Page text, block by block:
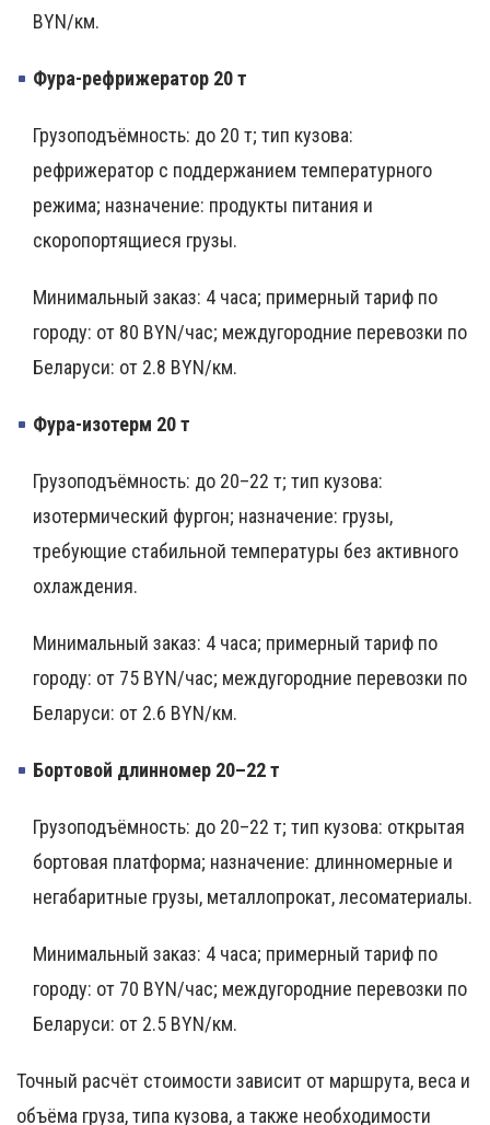
BYN/км.
Фура-рефрижератор 20 т
Грузоподъёмность: до 20 т; тип кузова:
рефрижератор с поддержанием температурного
режима; назначение: продукты питания и
скоропортящиеся грузы.
Минимальный заказ: 4 часа; примерный тариф по
городу: от 80 BYN/час; междугородние перевозки по
Беларуси: от 2.8 BYN/км.
Фура-изотерм 20 т
Грузоподъёмность: до 20–22 т; тип кузова:
изотермический фургон; назначение: грузы,
требующие стабильной температуры без активного
охлаждения.
Минимальный заказ: 4 часа; примерный тариф по
городу: от 75 BYN/час; междугородние перевозки по
Беларуси: от 2.6 BYN/км.
Бортовой длинномер 20–22 т
Грузоподъёмность: до 20–22 т; тип кузова: открытая
бортовая платформа; назначение: длинномерные и
негабаритные грузы, металлопрокат, лесоматериалы.
Минимальный заказ: 4 часа; примерный тариф по
городу: от 70 BYN/час; междугородние перевозки по
Беларуси: от 2.5 BYN/км.
Точный расчёт стоимости зависит от маршрута, веса и
объёма груза, типа кузова, а также необходимости